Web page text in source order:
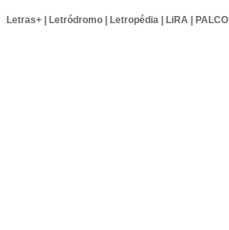
Letras+ Letródromo Letropédia LiRA PALCO